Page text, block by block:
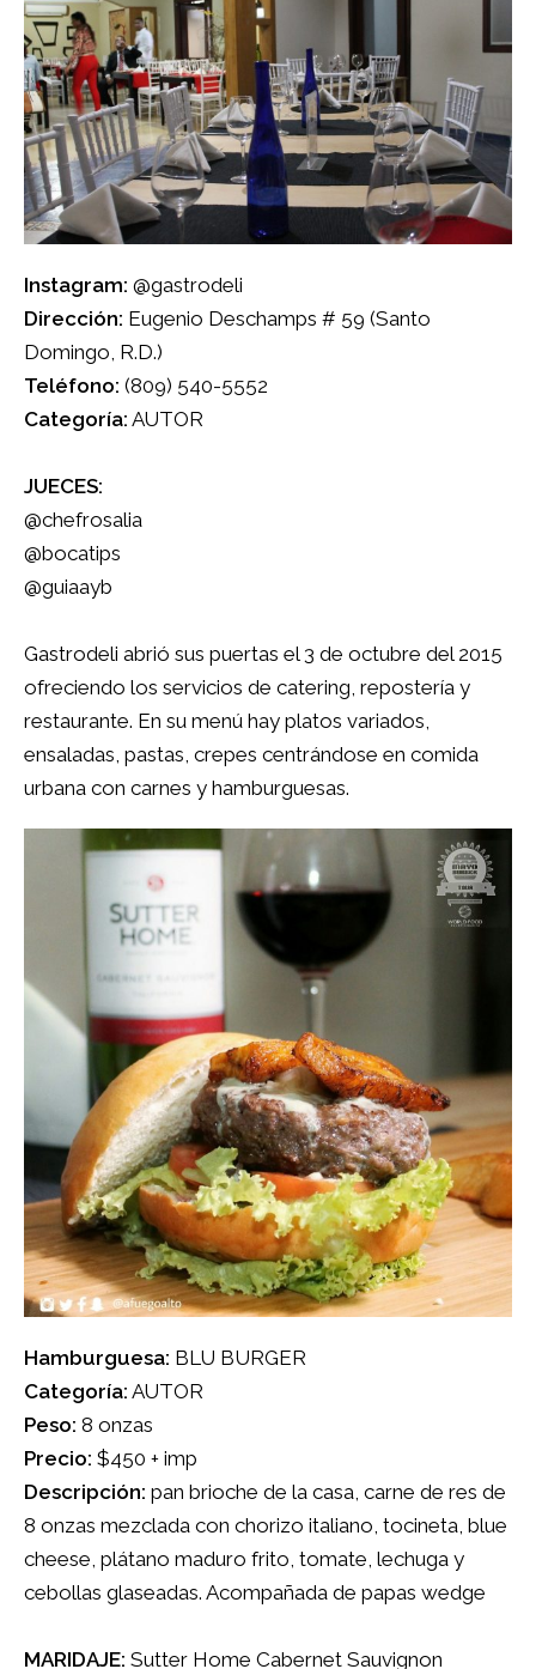
Instagram: @gastrodeli
Dirección: Eugenio Deschamps # 59 (Santo
Domingo, R.D.)
Teléfono: (809) 540-5552
Categoría: AUTOR
JUECES:
@chefrosalia
@bocatips
@guiaayb
Gastrodeli abrió sus puertas el 3 de octubre del 2015
ofreciendo los servicios de catering, repostería y
restaurante. En su menú hay platos variados,
ensaladas, pastas, crepes centrándose en comida
urbana con carnes y hamburguesas.
Hamburguesa: BLU BURGER
Categoría: AUTOR
Peso: 8 onzas
Precio: $450 + imp
Descripción: pan brioche de la casa, carne de res de
8 onzas mezclada con chorizo italiano, tocineta, blue
cheese, plátano maduro frito, tomate, lechuga y
cebollas glaseadas. Acompañada de papas wedge
MARIDAJE: Sutter Home Cabernet Sauvignon